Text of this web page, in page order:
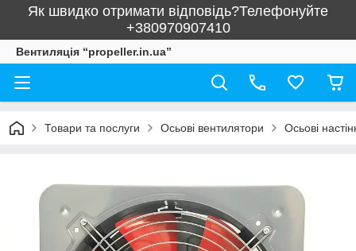
Як швидко отримати відповідь?Телефонуйте
+380970907410
Вентиляція “propeller.in.ua”
Товари та послуги Осьові вентилятори Осьові